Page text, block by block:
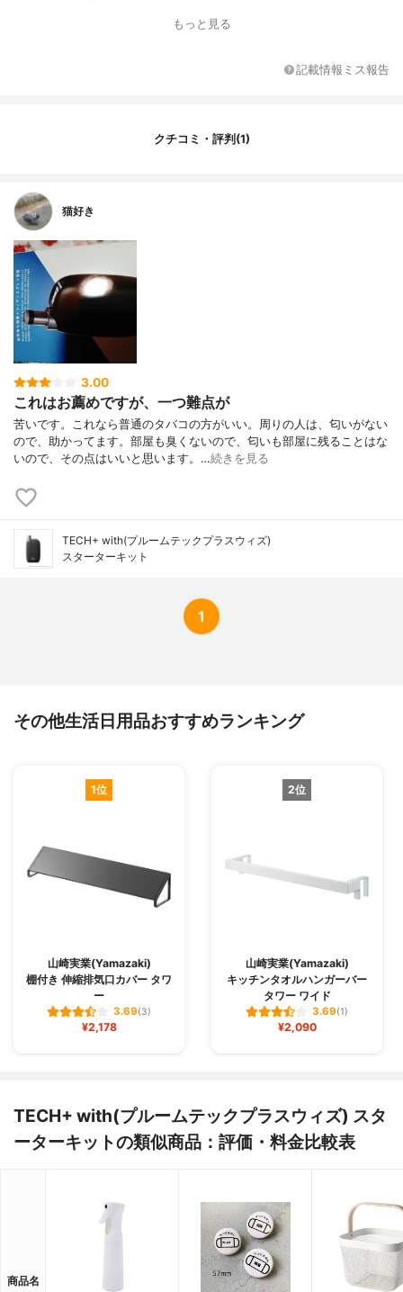
もっと見る
記載情報ミス報告
クチコミ・評判(1)
猫好き
3.00
これはお薦めですが、一つ難点が
苦いです。これなら普通のタバコの方がいい。周りの人は、匂いがない
ので、助かってます。部屋も臭くないので、匂いも部屋に残ることはな
いので、その点はいいと思います。…続きを見る
TECH+ with(プルームテックプラスウィズ)
スターターキット
1
その他生活日用品おすすめランキング
1位
山崎実業(Yamazaki)
棚付き 伸縮排気口カバー タワ
ー
3.69(3)
¥2,178
2位
山崎実業(Yamazaki)
キッチンタオルハンガーバー
タワー ワイド
3.69(1)
¥2,090
TECH+ with(プルームテックプラスウィズ) スタ
ーターキットの類似商品：評価・料金比較表
商品名